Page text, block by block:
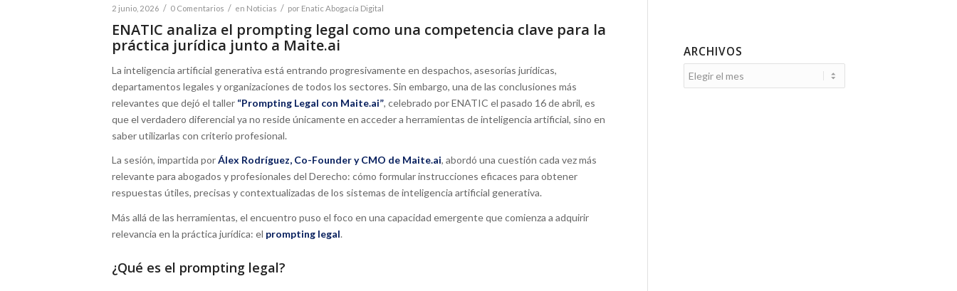
2 junio, 2026 / 0 Comentarios / en Noticias / por Enatic Abogacía Digital
ENATIC analiza el prompting legal como una competencia clave para la
práctica jurídica junto a Maite.ai
La inteligencia artificial generativa está entrando progresivamente en despachos, asesorías jurídicas,
departamentos legales y organizaciones de todos los sectores. Sin embargo, una de las conclusiones más
relevantes que dejó el taller “Prompting Legal con Maite.ai”, celebrado por ENATIC el pasado 16 de abril, es
que el verdadero diferencial ya no reside únicamente en acceder a herramientas de inteligencia artificial, sino en
saber utilizarlas con criterio profesional.
La sesión, impartida porÁlex Rodríguez, Co-Founder y CMO de Maite.ai, abordó una cuestión cada vez más
relevante para abogados y profesionales del Derecho: cómo formular instrucciones eficaces para obtener
respuestas útiles, precisas y contextualizadas de los sistemas de inteligencia artificial generativa.
Más allá de las herramientas, el encuentro puso el foco en una capacidad emergente que comienza a adquirir
relevancia en la práctica jurídica: el prompting legal.
¿Qué es el prompting legal?
ARCHIVOS